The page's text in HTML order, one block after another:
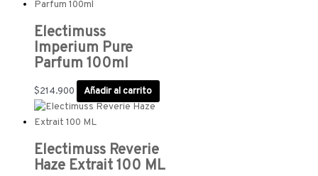
Electimuss
Imperium Pure
Parfum 100ml
$214.900 Añadir al carrito
Electimuss Reverie
Haze Extrait 100 ML